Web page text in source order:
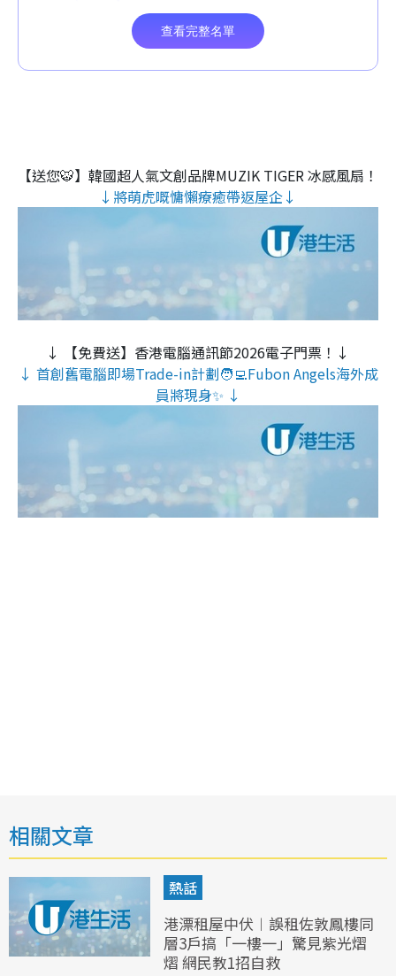
【送您🐯】韓國超人氣文創品牌MUZIK TIGER 冰感風扇！
↓將萌虎嘅慵懶療癒帶返屋企↓
↓ 【免費送】香港電腦通訊節2026電子門票！↓
↓ 首創舊電腦即場Trade-in計劃🧑‍💻Fubon Angels海外成
員將現身✨ ↓
相關文章
熱話
港漂租屋中伏︱誤租佐敦鳳樓同
層3戶搞「一樓一」驚見紫光熠
熠 網民教1招自救